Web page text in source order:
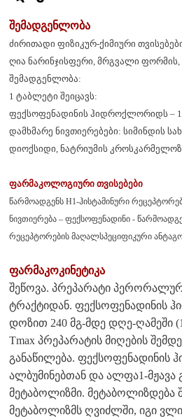
შემადგენლობა
ძირითადი ფიზიკურ-ქიმიური
ღია ნარინჯისფერი, მრგვალი
შემადგენლობა:
1 ტაბლეტი შეიცავს:
ფექსოფენადინის ჰიდროქლორიდს –
დამხმარე ნივთიერებები: სიმინდის
დიოქსიდი, ნატრიუმის
ფარმაკოლოგიური თვისებები
წარმოადგენს H1-ჰისტამინური
ნივთიერება – ფექსოფენადინი -
რეცეპტორების მაღალსპეციფიკური
ფარმაკოკინეტიკა
შეწოვა. პრეპარატი
ტრაქტიდან. ფექსოფენადინის
დოზით 240 მგ-მდე დღე-ღამეში
Tmax პრეპარატის მიღების
განაწილება. ფექსოფენადინის
ალბუმინებთან და ალფა1-მჟავა
მეტაბოლიზმი. მეტაბოლიზდება
მეტაბოლიზმს ღვიძლში, იგი